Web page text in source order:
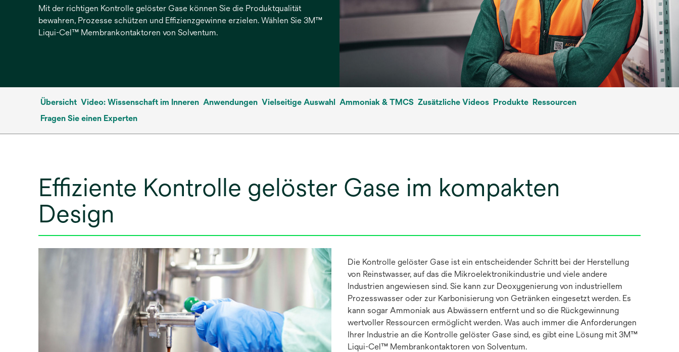
Mit der richtigen Kontrolle gelöster Gase können Sie die Produktqualität
bewahren, Prozesse schützen und Effizienzgewinne erzielen. Wählen Sie 3M™
Liqui-Cel™ Membrankontaktoren von Solventum.
Übersicht Video: Wissenschaft im Inneren Anwendungen Vielseitige Auswahl Ammoniak & TMCS Zusätzliche Videos Produkte Ressourcen
Fragen Sie einen Experten
Effiziente Kontrolle gelöster Gase im kompakten
Design
Die Kontrolle gelöster Gase ist ein entscheidender Schritt bei der Herstellung
von Reinstwasser, auf das die Mikroelektronikindustrie und viele andere
Industrien angewiesen sind. Sie kann zur Deoxygenierung von industriellem
Prozesswasser oder zur Karbonisierung von Getränken eingesetzt werden. Es
kann sogar Ammoniak aus Abwässern entfernt und so die Rückgewinnung
wertvoller Ressourcen ermöglicht werden. Was auch immer die Anforderungen
Ihrer Industrie an die Kontrolle gelöster Gase sind, es gibt eine Lösung mit 3M™
Liqui-Cel™ Membrankontaktoren von Solventum.